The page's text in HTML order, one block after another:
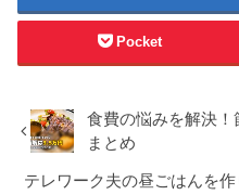
Pocket
食費の悩みを解決
まとめ
テレワーク夫の昼ごはんを